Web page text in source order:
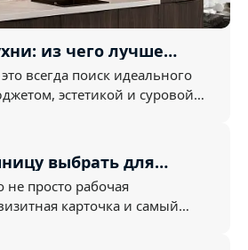
из чего лучше
материалов
всегда поиск идеального
эстетикой и суровой
выбрать для
гид по материалам и
просто рабочая
карточка и самый